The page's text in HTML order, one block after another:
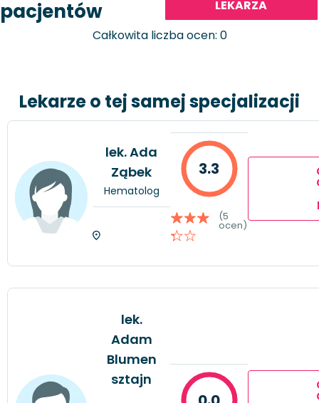
pacjentów
LEKARZA
Całkowita liczba ocen: 0
Lekarze o tej samej specjalizacji
lek. Ada
Ząbek
Hematolog
3.3
(5
ocen)
lek.
Adam
Blumen
sztajn